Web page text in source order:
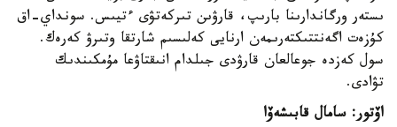
ىستەر ورگاندارىنا بارىپ، قارۋىن تىركەتۋى ءتيىس. سونداي-اق
كۇزەت اگەنتتىكتەرىمەن ارنايى كەلىسىم شارتقا وتىرۋ كەرەك.
سول كەزدە جوعالعان قارۋدى جىلدام انىقتاۋعا مۇمكىندىك
تۋادى.
اۆتور: سامال قابىشەۆا